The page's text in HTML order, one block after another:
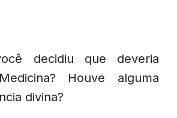
decidiu que deveria
Houve alguma
divina?